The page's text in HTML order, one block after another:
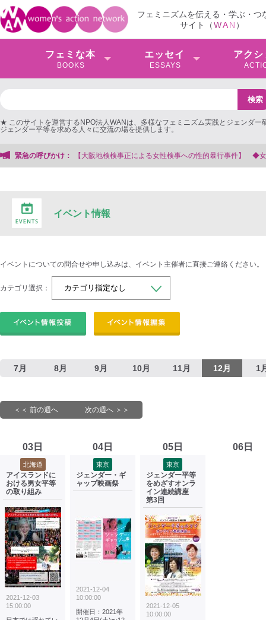
フェミニズムを伝える・学ぶ・つ
サイト（WAN ）
フェミな本
BOOKS
エッセイ
ESSAYS
アクシ
★ このサイトを運営するNPO法人WANは、多様なフェミニズム実践とジェンダー
ジェンダー平等を求める人々に交流の場を提供します。
緊急の呼びかけ：
検事正による女性検事への性的暴行事件】 ◆女性検事を支援する会事務局
イベント情報
イベントについての問合せや申し込みは、イベント主催者に直接ご連絡ください。
カテゴリ選択：
7月 8月 9月 10月 11月 12月 1
＜＜ 前の週へ 次の週へ ＞＞
03日
北海道
アイスランドに
おける男女平等
の取り組み
2021-12-03
15:00:00
04日
東京
ジェンダー・ギ
ャップ映画祭
2021-12-04
10:00:00
開催日：2021年
05日
東京
ジェンダー平等
をめざすオンラ
イン連続講座
第3回
2021-12-05
10:00:00
06日